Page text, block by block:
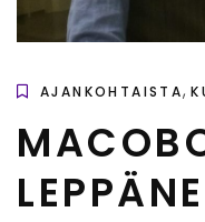
AJANKOHTAISTA,